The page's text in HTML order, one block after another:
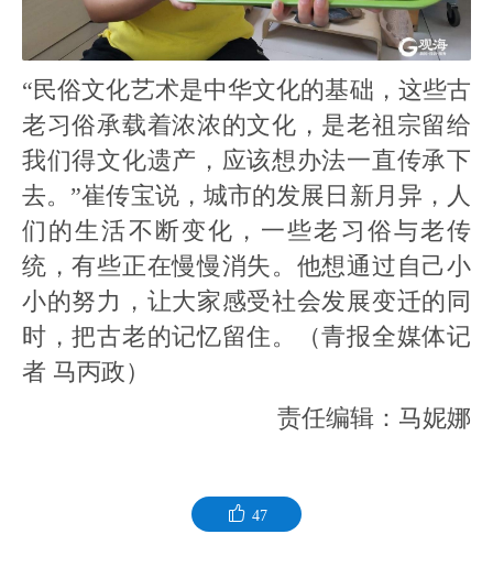
“民俗文化艺术是中华文化的基础，这些古
老习俗承载着浓浓的文化，是老祖宗留给
我们得文化遗产，应该想办法一直传承下
去。”崔传宝说，城市的发展日新月异，人
们的生活不断变化，一些老习俗与老传
统，有些正在慢慢消失。他想通过自己小
小的努力，让大家感受社会发展变迁的同
时，把古老的记忆留住。（青报全媒体记
者 马丙政）
责任编辑：马妮娜
47